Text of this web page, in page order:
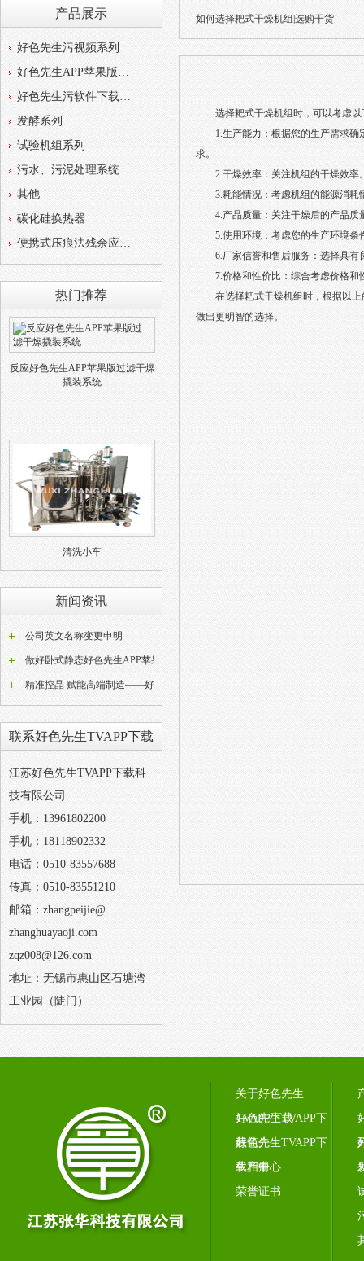
产品展示
好色先生污视频系列
好色先生APP苹果版系列
好色先生污软件下载系列
发酵系列
试验机组系列
污水、污泥处理系统
其他
碳化硅换热器
便携式压痕法残余应力测试仪
热门推荐
反应好色先生APP苹果版过滤干燥
撬装系统
清洗小车
新闻资讯
公司英文名称变更申明
联系好色先生TVAPP下载
江苏好色先生TVAPP下载科
技有限公司
手机：13961802200
手机：18118902332
电话：0510-83557688
传真：0510-83551210
邮箱：zhangpeijie@
zhanghuayaoji.com
zqz008@126.com
地址：无锡市惠山区石塘湾
工业园（陡门）
如何选择耙式干燥机组|选购干货
选择耙式干燥机组时，可以考虑以
1.生产能力：根据您的生产需求
求。
2.干燥效率：关注机组的干燥效率
3.耗能情况：考虑机组的能源消耗情况
4.产品质量：关注干燥后的产品质量
5.使用环境：考虑您的生产环境条件
6.厂家信誉和售后服务：选择具有
7.价格和性价比：综合考虑价格和性价
在选择耙式干燥机组时，根据以上的
做出更明智的选择。
关于好色先生
TVAPP下载
好色先生TVAPP下
载简介
好色先生TVAPP下
载相册
生产中心
荣誉证书